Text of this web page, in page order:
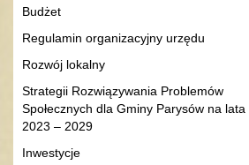
Budżet
Regulamin organizacyjny urzędu
Rozwój lokalny
Strategii Rozwiązywania Problemów
Społecznych dla Gminy Parysów na lata
2023 – 2029
Inwestycje